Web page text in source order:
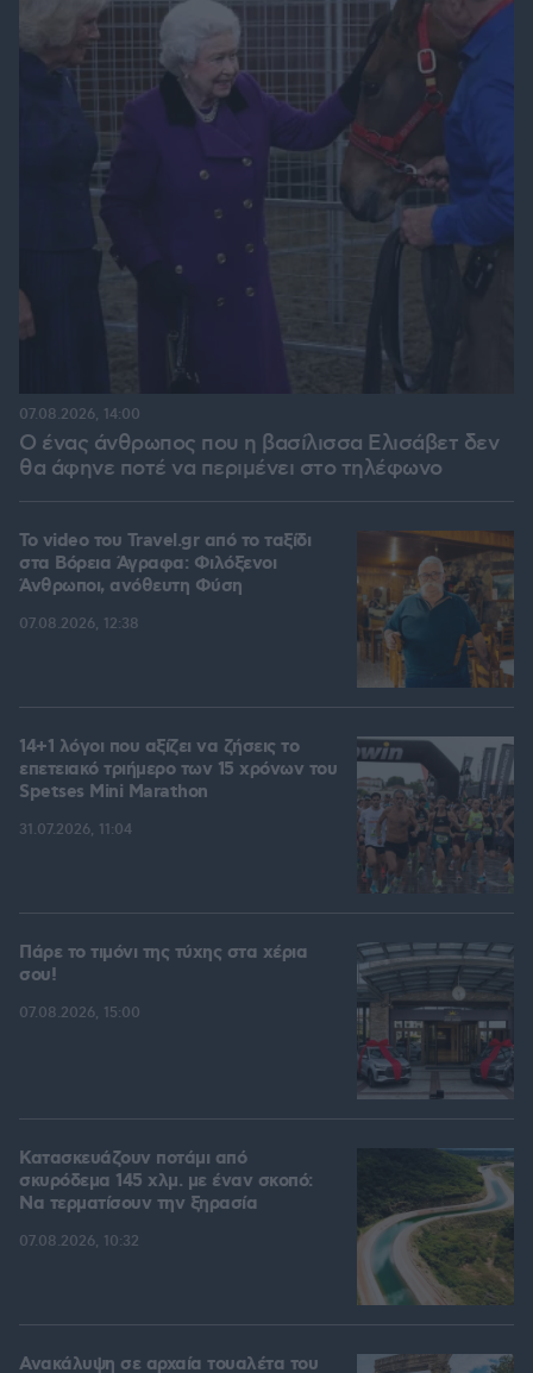
Ο ένας άνθρωπος που η βασίλισσα Ελισάβετ δεν
θα άφηνε ποτέ να περιμένει στο τηλέφωνο
07.08.2026, 14:00
To video του Travel.gr από το ταξίδι
στα Βόρεια Άγραφα: Φιλόξενοι
Άνθρωποι, ανόθευτη Φύση
07.08.2026, 12:38
14+1 λόγοι που αξίζει να ζήσεις το
επετειακό τριήμερο των 15 χρόνων του
Spetses Mini Marathon
31.07.2026, 11:04
Πάρε το τιμόνι της τύχης στα χέρια
σου!
07.08.2026, 15:00
Κατασκευάζουν ποτάμι από
σκυρόδεμα 145 χλμ. με έναν σκοπό:
Να τερματίσουν την ξηρασία
07.08.2026, 10:32
Ανακάλυψη σε αρχαία τουαλέτα του